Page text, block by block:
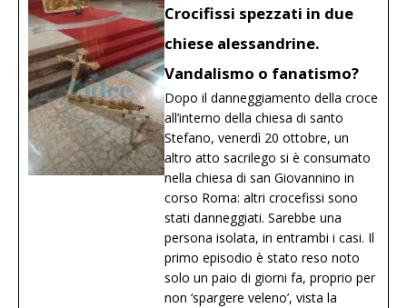
Crocifissi spezzati in due
chiese alessandrine.
Vandalismo o fanatismo?
Dopo il danneggiamento della croce
all’interno della chiesa di santo
Stefano, venerdì 20 ottobre, un
altro atto sacrilego si è consumato
nella chiesa di san Giovannino in
corso Roma: altri crocefissi sono
stati danneggiati. Sarebbe una
persona isolata, in entrambi i casi. Il
primo episodio è stato reso noto
solo un paio di giorni fa, proprio per
non ‘spargere veleno’, vista la